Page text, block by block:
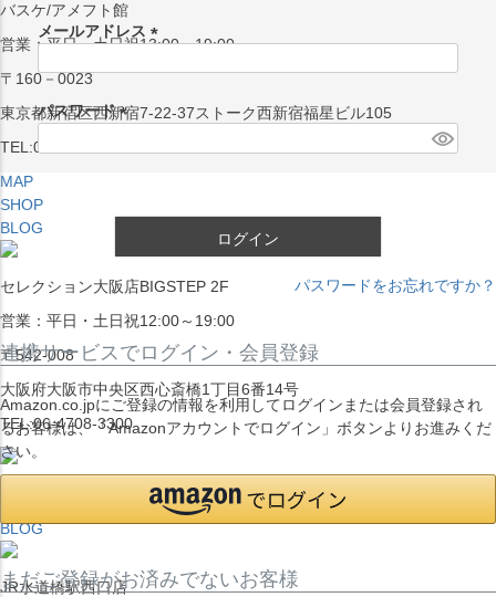
バスケ/アメフト館
営業：平日・土日祝13:00～19:00
〒160－0023
東京都新宿区西新宿7-22-37ストーク西新宿福星ビル105
TEL:03-5338-7231
MAP
SHOP
BLOG
セレクション大阪店BIGSTEP 2F
営業：平日・土日祝12:00～19:00
〒542-008
大阪府大阪市中央区西心斎橋1丁目6番14号
TEL:06-4708-3300
MAP
BLOG
JR水道橋駅西口店
メールアドレス
須
)
パスワード
ログイン
パスワードをお忘れですか？
連携サービスでログイン・会員登録
Amazon.co.jpにご登録の情報を利用してログインまたは会員登録され
るお客様は、「Amazonアカウントでログイン」ボタンよりお進みくだ
さい。
まだご登録がお済みでないお客様